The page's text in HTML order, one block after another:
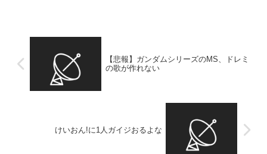
【悲報】ガンダムシリーズのMS、ドレミ
の歌が作れない
けいおん!に1人ガイジおるよな